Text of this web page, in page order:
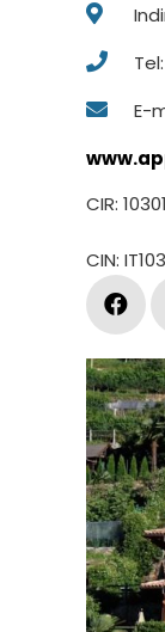
E-
CIR:
CIN: